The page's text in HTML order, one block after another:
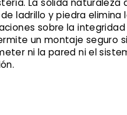
La sólida naturaleza
ladrillo y piedra elimina
sobre la
un montaje seguro
ni la pared ni el